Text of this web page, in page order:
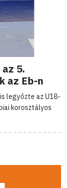
5.
az Eb-n
legyőzte az U18-
korosztályos